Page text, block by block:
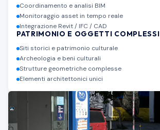
Coordinamento e analisi BIM
Monitoraggio asset in tempo reale
Integrazione Revit / IFC / CAD
PATRIMONIO E OGGETTI COMPLESSI
Siti storici e patrimonio culturale
Archeologia e beni culturali
Strutture geometriche complesse
Elementi architettonici unici